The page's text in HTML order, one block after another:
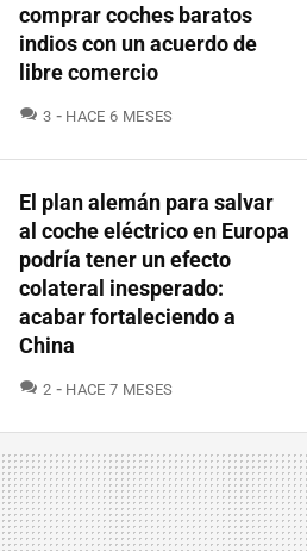
comprar coches baratos
indios con un acuerdo de
libre comercio
3 COMENTARIOS
HACE 6 MESES
El plan alemán para salvar
al coche eléctrico en Europa
podría tener un efecto
colateral inesperado:
acabar fortaleciendo a
China
2 COMENTARIOS
HACE 7 MESES